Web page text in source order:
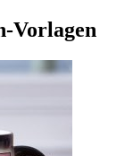
Vorlagen